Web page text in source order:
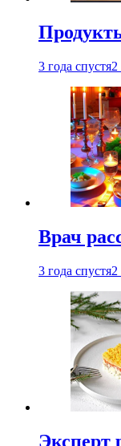
3 года спустя2
Врач
3 года спустя2
Эксперт